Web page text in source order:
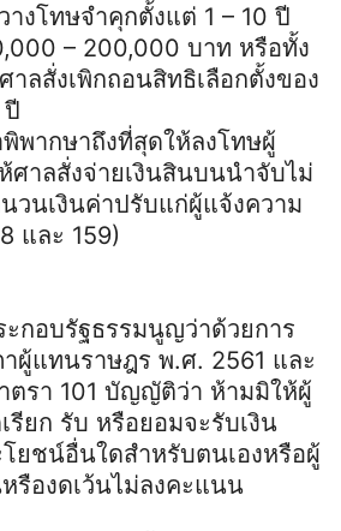
างโทษจำคุกตั้งแต่ 1 – 10 ปี
– 200,000 บาท หรือทั้ง
าลสั่งเพิกถอนสิทธิเลือกตั้งของ
พากษาถึงที่สุดให้ลงโทษผู้
ศาลสั่งจ่ายเงินสินบนนำจับไม่
วนเงินค่าปรับแก่ผู้แจ้งความ
และ 159)
กอบรัฐธรรมนูญว่าด้วยการ
ผู้แทนราษฎร พ.ศ. 2561 และ
ตรา 101 บัญญัติว่า ห้ามมิให้ผู้
รียก รับ หรือยอมจะรับเงิน
ยชน์อื่นใดสำหรับตนเองหรือผู้
รืองดเว้นไม่ลงคะแนน